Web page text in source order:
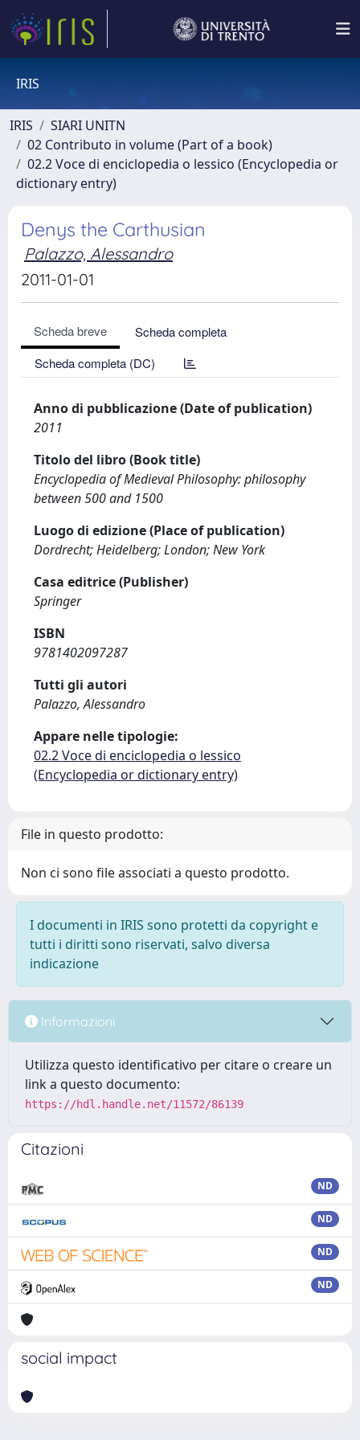
IRIS
IRIS
SIARI UNITN
02 Contributo in volume (Part of a book)
02.2 Voce di enciclopedia o lessico (Encyclopedia or
dictionary entry)
Denys the Carthusian
Palazzo, Alessandro
2011-01-01
Scheda breve
Scheda completa
Scheda completa (DC)
Anno di pubblicazione (Date of publication)
2011
Titolo del libro (Book title)
Encyclopedia of Medieval Philosophy: philosophy
between 500 and 1500
Luogo di edizione (Place of publication)
Dordrecht; Heidelberg; London; New York
Casa editrice (Publisher)
Springer
ISBN
9781402097287
Tutti gli autori
Palazzo, Alessandro
Appare nelle tipologie:
02.2 Voce di enciclopedia o lessico
(Encyclopedia or dictionary entry)
File in questo prodotto:
Non ci sono file associati a questo prodotto.
I documenti in IRIS sono protetti da copyright e
tutti i diritti sono riservati, salvo diversa
indicazione
Informazioni
Utilizza questo identificativo per citare o creare un
link a questo documento:
https://hdl.handle.net/11572/86139
Citazioni
ND
ND
ND
ND
social impact